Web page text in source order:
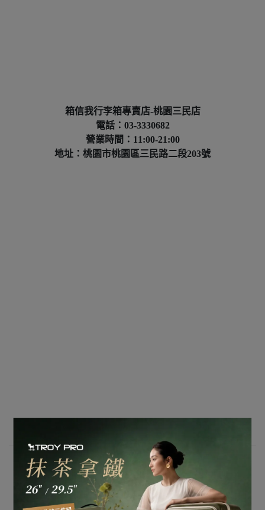
箱信我行李箱專賣店-桃園三民店
電話：03-3330682
營業時間：11:00-21:00
地址：桃園市桃園區三民路二段203號
｜台中｜
得意時袋-一中店
電 話 : 04-22278199